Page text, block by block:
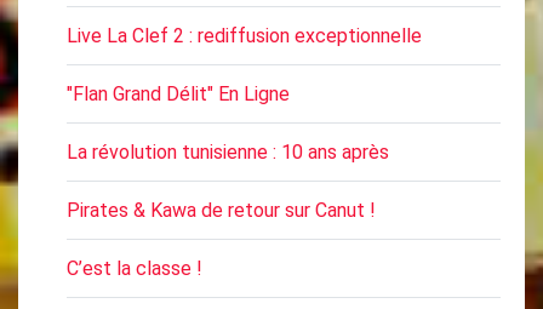
Live La Clef 2 : rediffusion exceptionnelle
"Flan Grand Délit" En Ligne
La révolution tunisienne : 10 ans après
Pirates & Kawa de retour sur Canut !
C’est la classe !